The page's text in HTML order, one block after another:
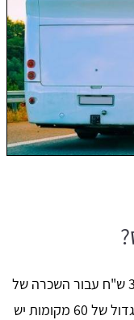
מחיר השכרת אוטובוס נע בין 1,700 - 3,500 ש"ח עבור השכרה של
אוטובוס לנסיעה הלוך חזור. עבור אוטובוס גדול של 60 מקומות יש